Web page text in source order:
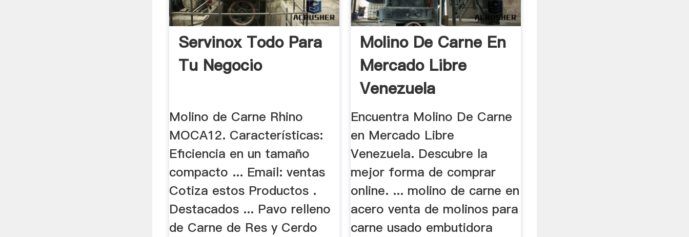
Servinox Todo Para
Tu Negocio
Molino de Carne Rhino
MOCA12. Características:
Eficiencia en un tamaño
compacto ... Email: ventas
Cotiza estos Productos .
Destacados ... Pavo relleno
de Carne de Res y Cerdo
Molino De Carne En
Mercado Libre
Venezuela
Encuentra Molino De Carne
en Mercado Libre
Venezuela. Descubre la
mejor forma de comprar
online. ... molino de carne en
acero venta de molinos para
carne usado embutidora